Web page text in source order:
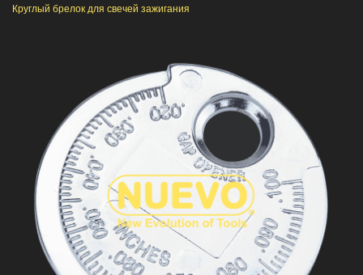
Круглый брелок для свечей зажигания